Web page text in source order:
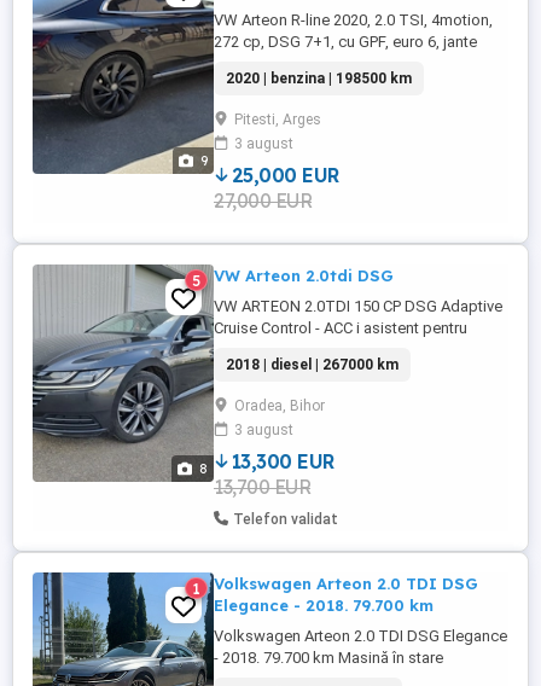
9
VW Arteon R-line 2020, 2.0 TSI, 4motion,
272 cp, DSG 7+1, cu GPF, euro 6, jante
dotări: Keyless go keyless entry Faruri
adaptive cu funcție Matrix Suspensie
adaptiva cu 5 moduri de condus Digital
cokcpit Priza 220V Încărcare wireless pt
telefon Haion electric Trapa Sistem ...
2020 | benzina | 198500 km
Pitesti, Arges
3 august
25,000 EUR
27,000 EUR
8
5 VW Arteon 2.0tdi DSG
VW ARTEON 2.0TDI 150 CP DSG Adaptive
Cruise Control - ACC i asistent pentru
de rulare in functie de ceilalti participanti
la trafic Aer conditionat automat Air Care
Airbag cortina fata spate inclusiv Airbag
frontal sofer si pasager cu Anvelope
AirStop 245 ...
2018 | diesel | 267000 km
Oradea, Bihor
3 august
13,300 EUR
13,700 EUR
Telefon validat
1
Volkswagen Arteon 2.0 TDI DSG
Elegance - 2018. 79.700 km
Volkswagen Arteon 2.0 TDI DSG Elegance
- 2018. 79.700 km Masină în stare